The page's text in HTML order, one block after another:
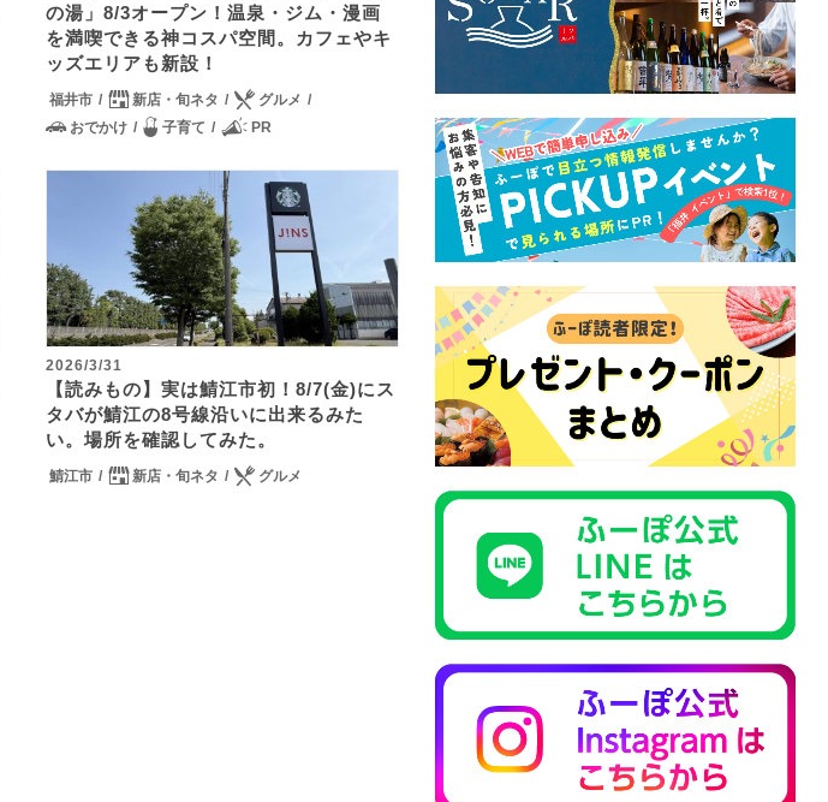
の湯」8/3オープン！温泉・ジム・漫画
を満喫できる神コスパ空間。カフェやキ
ッズエリアも新設！
福井市 新店・旬ネタ
グルメ
おでかけ
子育て PR
2026/3/31
【読みもの】実は鯖江市初！8/7(金)にス
タバが鯖江の8号線沿いに出来るみた
い。場所を確認してみた。
鯖江市 新店・旬ネタ グルメ